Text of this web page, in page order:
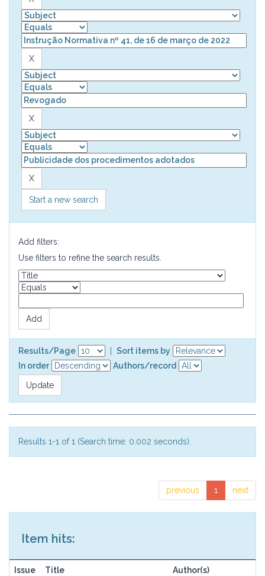
Start a new search
Add filters:
Use filters to refine the search results.
Results/Page
Sort items by
In order
Authors/record
Results 1-1 of 1 (Search time: 0.002 seconds).
previous 1 next
Item hits:
Issue Title Author(s)